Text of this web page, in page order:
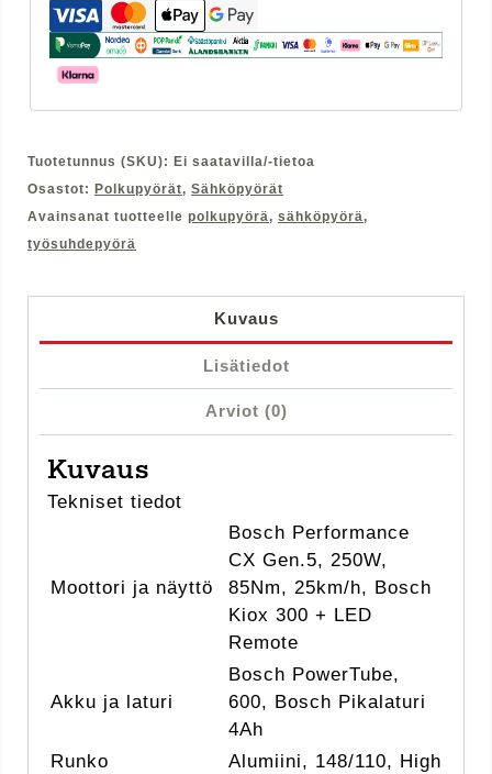
Tuotetunnus (SKU): Ei saatavilla/-tietoa
Osastot: Polkupyörät, Sähköpyörät
Avainsanat tuotteelle polkupyörä, sähköpyörä,
työsuhdepyörä
Kuvaus
Lisätiedot
Arviot (0)
Kuvaus
Tekniset tiedot
Moottori ja näyttö
Bosch Performance
CX Gen.5, 250W,
85Nm, 25km/h, Bosch
Kiox 300 + LED
Remote
Akku ja laturi
Bosch PowerTube,
600, Bosch Pikalaturi
4Ah
Runko
Alumiini, 148/110, High